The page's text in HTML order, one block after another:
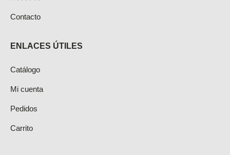
Contacto
ENLACES ÚTILES
Catálogo
Mi cuenta
Pedidos
Carrito